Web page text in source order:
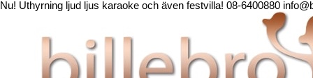
Nu! Uthyrning ljud ljus karaoke och även festvilla! 08-6400880